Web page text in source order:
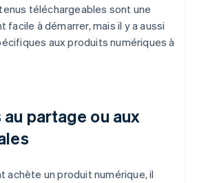
téléchargeables sont une
à démarrer, mais il y a aussi
aux produits numériques à
au partage ou aux
achète un produit numérique, il